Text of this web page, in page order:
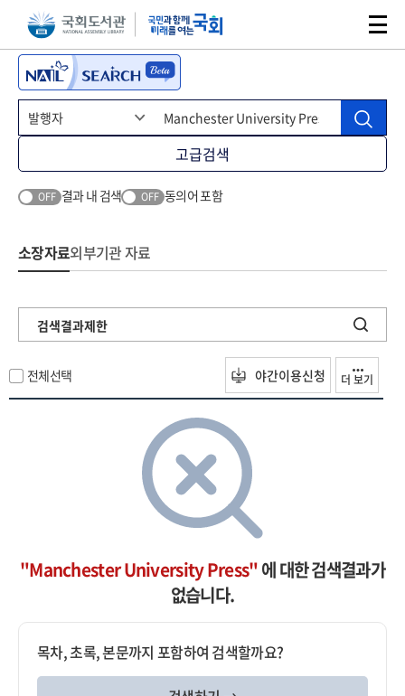
본문 바로가기주메뉴 바로가기
고급검색
OFF 결과 내 검색 OFF 동의어 포함
소장자료외부기관 자료
검색결과제한
전체선택 야간이용신청 더 보기
"Manchester University Press"에 대한 검색결과가
없습니다.
목차, 초록, 본문까지 포함하여 검색할까요?